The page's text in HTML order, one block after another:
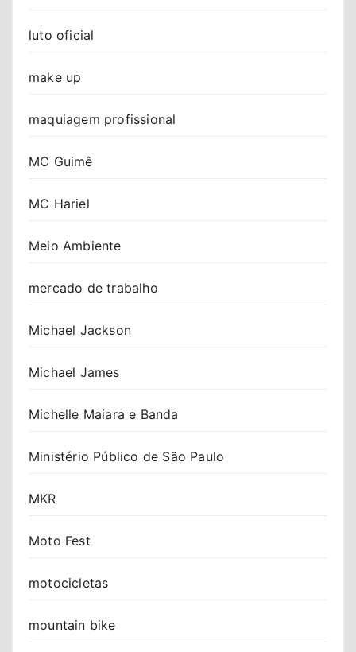
luto oficial
make up
maquiagem profissional
MC Guimê
MC Hariel
Meio Ambiente
mercado de trabalho
Michael Jackson
Michael James
Michelle Maiara e Banda
Ministério Público de São Paulo
MKR
Moto Fest
motocicletas
mountain bike